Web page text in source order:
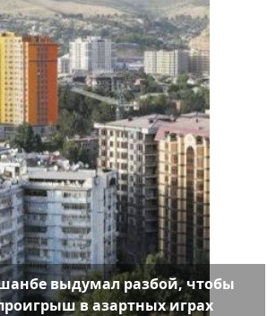
выдумал разбой, чтобы
в азартных играх